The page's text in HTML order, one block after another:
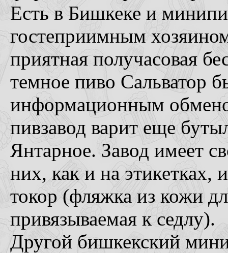
Есть в Бишкеке и
гостеприимным
приятная получасовая
темное пиво Сальватор
информационным
пивзавод варит еще
Янтарное. Завод имеет
них, как и на этикетках,
токор (фляжка из кожи
привязываемая к седлу).
Другой бишкекский